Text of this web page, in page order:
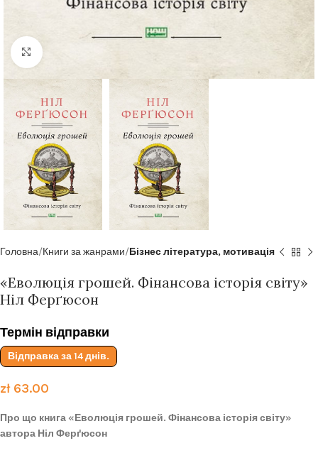
Головна Книги за жанрами Бізнес література, мотивація
«Еволюція грошей. Фінансова історія світу»
Ніл Ферґюсон
Термін відправки
Відправка за 14 днів.
zł63.00
Про що книга «Еволюція грошей. Фінансова історія світу»
автора Ніл Ферґюсон